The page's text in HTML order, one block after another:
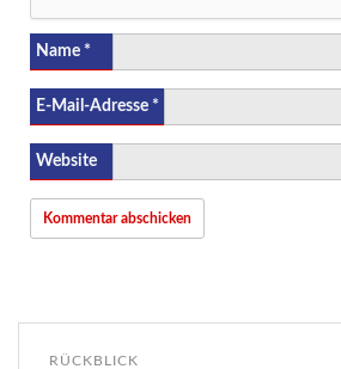
Name *
E-Mail-Adresse *
Website
RÜCKBLICK